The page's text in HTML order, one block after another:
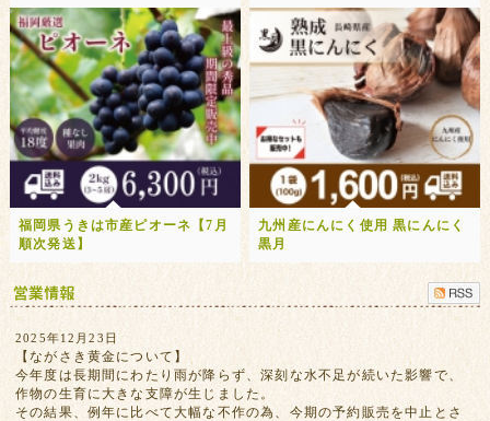
福岡県うきは市産ピオーネ【7月
順次発送】
九州産にんにく使用 黒にんにく
黒月
2025年12月23日
【ながさき黄金について】
今年度は長期間にわたり雨が降らず、深刻な水不足が続いた影響で、
作物の生育に大きな支障が生じました。
その結果、例年に比べて大幅な不作の為、今期の予約販売を中止とさ